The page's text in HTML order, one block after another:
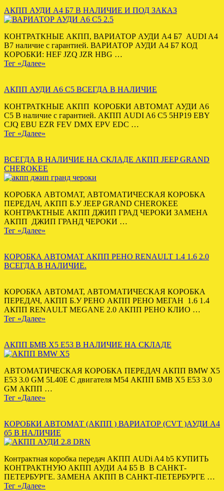
АКПП АУДИ А4 Б7 В НАЛИЧИЕ И ПОД ЗАКАЗ
КОНТРАТКНЫЕ АКПП, ВАРИАТОР АУДИ А4 Б7 AUDI A4
B7 наличие с гарантией. ВАРИАТОР АУДИ А4 Б7 КОД
КОРОБКИ: HEF JZQ JZR HBG …
Тег «Далее»
АКПП АУДИ А6 С5 ВСЕГДА В НАЛИЧИЕ
КОНТРАТКНЫЕ АКПП КОРОБКИ АВТОМАТ АУДИ А6
С5 В наличие с гарантией. АКПП AUDI A6 C5 5HP19 EBY
CJQ EBU EZR FEV DMX EPV EDC …
Тег «Далее»
ВСЕГДА В НАЛИЧИЕ НА СКЛАДЕ АКПП JEEP GRAND
CHEROKEE
КОРОБКА АВТОМАТ, АВТОМАТИЧЕСКАЯ КОРОБКА
ПЕРЕДАЧ, АКПП Б.У JEEP GRAND CHEROKEE
КОНТРАКТНЫЕ АКПП ДЖИП ГРАД ЧЕРОКИ ЗАМЕНА
АКПП ДЖИП ГРАНД ЧЕРОКИ …
Тег «Далее»
КОРОБКА АВТОМАТ АКПП РЕНО RENAULT 1.4 1.6 2.0
ВСЕГДА В НАЛИЧИЕ.
КОРОБКА АВТОМАТ, АВТОМАТИЧЕСКАЯ КОРОБКА
ПЕРЕДАЧ, АКПП Б.У РЕНО АКПП РЕНО МЕГАН 1.6 1.4
АКПП RENAULT MEGANE 2.0 АКПП РЕНО КЛИО …
Тег «Далее»
АКПП БМВ Х5 Е53 В НАЛИЧИЕ НА СКЛАДЕ
АВТОМАТИЧЕСКАЯ КОРОБКА ПЕРЕДАЧ АКПП BMW X5
E53 3.0 GM 5L40E С двигателя M54 АКПП БМВ Х5 Е53 3.0
GM АКПП …
Тег «Далее»
КОРОБКИ АВТОМАТ (АКПП ) ВАРИАТОР (CVT )АУДИ А4
б5 В НАЛИЧИЕ
Контрактная коробка передач АКПП AUDi A4 b5 КУПИТЬ
КОНТРАКТНУЮ АКПП АУДИ А4 Б5 В В САНКТ-
ПЕТЕРБУРГЕ. ЗАМЕНА АКПП В САНКТ-ПЕТЕРБУРГЕ …
Тег «Далее»